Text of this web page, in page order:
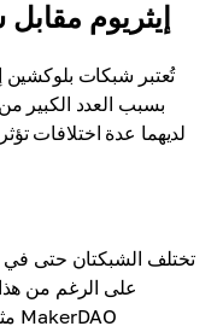
إيثريوم
تُعتبر شبكات بلوكشين
بسبب العدد الكبير
لديهما عدة اختلافات
تختلف الشبكتان حتى في
على الرغم من